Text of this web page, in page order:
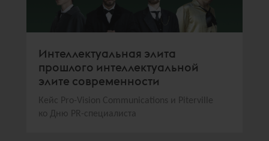
Интеллектуальная элита
прошлого интеллектуальной
элите современности
Кейс Pro-Vision Communications и Piterville
ко Дню PR-специалиста